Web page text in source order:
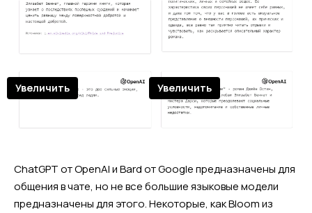
Увеличить Увеличить
ChatGPT от OpenAI и Bard от Google предназначены для
общения в чате, но не все большие языковые модели
предназначены для этого. Некоторые, как Bloom из